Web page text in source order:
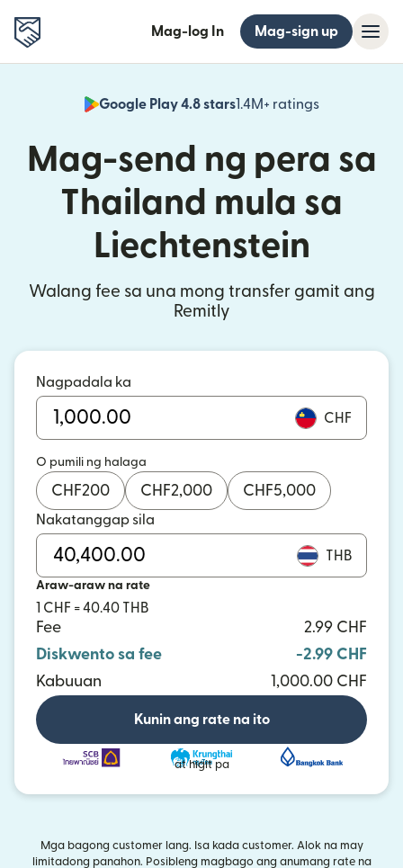
Mag-log In Mag-sign up
Google Play 4.8 stars1.4M+ ratings
(bubukas
Mag-send ng pera sa
Thailand mula sa
Liechtenstein
Walang fee sa una mong transfer gamit ang
Remitly
Nagpadala ka
CHF
O pumili ng halaga
CHF200 CHF2,000 CHF5,000
Nakatanggap sila
THB
Araw-araw na rate
1 CHF = 40.40 THB
Fee
2.99 CHF
Diskwento sa fee
-2.99 CHF
Kabuuan
1,000.00 CHF
Kunin ang rate na ito
at higit pa
Mga bagong customer lang. Isa kada customer. Alok na may
limitadong panahon. Posibleng magbago ang anumang rate na